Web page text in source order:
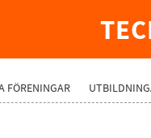
FÖRENINGAR